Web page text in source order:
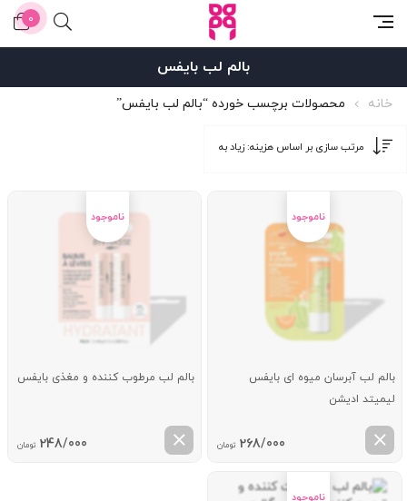
0
بالم لب بایفس
خانه محصولات برچسب خورده “بالم لب بایفس”
بالم لب آبرسان میوه ای بایفس
لیمیتد ادیشن
268/000 تومان
بالم لب مرطوب کننده و مغذی بایفس
248/000 تومان